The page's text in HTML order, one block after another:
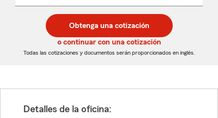
desplegable
de
5
dígitos
de
5
dígitos
Obtenga una cotización
o continuar con una cotización
Todas las cotizaciones y documentos serán proporcionados en inglés.
Detalles de la oficina: